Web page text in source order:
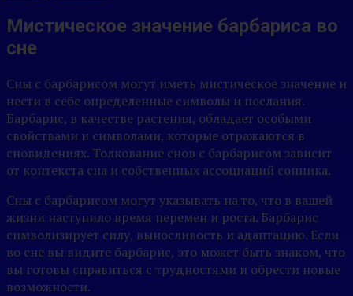
Мистическое значение барбариса во
сне
Сны с барбарисом могут иметь мистическое значение и
нести в себе определенные символы и послания.
Барбарис, в качестве растения, обладает особыми
свойствами и символами, которые отражаются в
сновидениях. Толкование снов с барбарисом зависит
от контекста сна и собственных ассоциаций сонника.
Сны с барбарисом могут указывать на то, что в вашей
жизни наступило время перемен и роста. Барбарис
символизирует силу, выносливость и адаптацию. Если
во сне вы видите барбарис, это может быть знаком, что
вы готовы справиться с трудностями и обрести новые
возможности.